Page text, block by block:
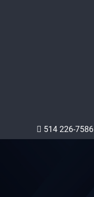
514 226-7586